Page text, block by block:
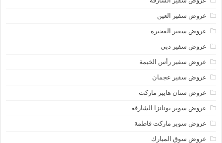
عروض سفير العين
عروض سفير الفجيرة
عروض سفير دبي
عروض سفير رأس الخيمة
عروض سفير عجمان
عروض سنان هايبر ماركت
عروض سوبر بونانزا الشارقة
عروض سوبر ماركت فاطمة
عروض سوق المبارك